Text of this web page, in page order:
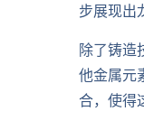
步展现出
除了铸造
他金属元
合，使得